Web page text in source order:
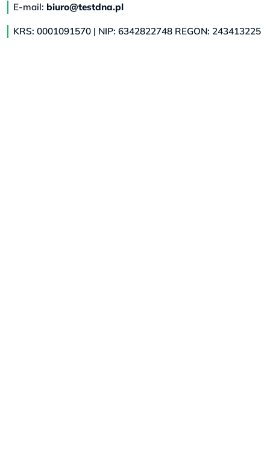
E-mail: biuro@testdna.pl
KRS: 0001091570 | NIP: 6342822748 REGON: 243413225